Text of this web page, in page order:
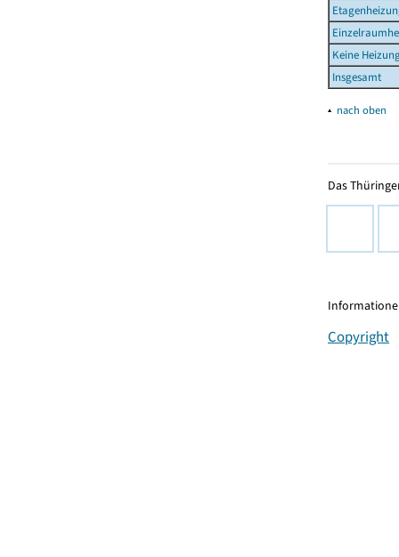
Keine
Insgesamt
▴ nach oben
Das
Copyright